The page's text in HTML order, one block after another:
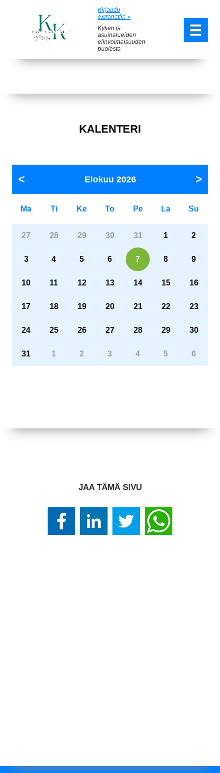
Kirjaudu
extranetiin »
Kylien ja
asuinalueiden
elinvoimaisuuden
puolesta
KALENTERI
Elokuu 2026
Ma Ti Ke To Pe La Su
27 28 29 30 31 1 2
3 4 5 6 7 8 9
10 11 12 13 14 15 16
17 18 19 20 21 22 23
24 25 26 27 28 29 30
31 1 2 3 4 5 6
JAA TÄMÄ SIVU